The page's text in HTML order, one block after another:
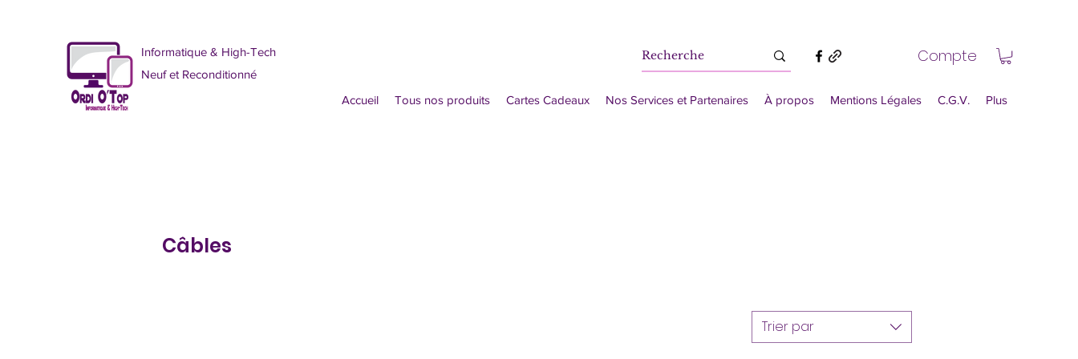
Informatique & High-Tech
Neuf et Reconditionné
Compte
Accueil Tous nos produits Cartes Cadeaux Nos Services et Partenaires À propos Mentions Légales C.G.V. Plus
Câbles
Trier par